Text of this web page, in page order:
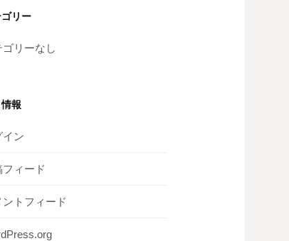
リー
ゴリーなし
報
イン
フィード
ントフィード